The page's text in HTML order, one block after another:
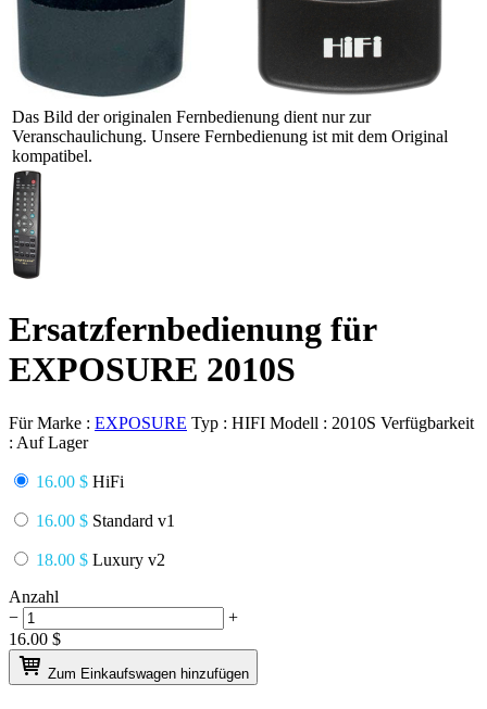
Das Bild der originalen Fernbedienung dient nur zur
Veranschaulichung. Unsere Fernbedienung ist mit dem Original
kompatibel.
Ersatzfernbedienung für
EXPOSURE 2010S
Für Marke : EXPOSURE Typ : HIFI Modell : 2010S Verfügbarkeit
: Auf Lager
16.00 $ HiFi
16.00 $ Standard v1
18.00 $ Luxury v2
Anzahl
−
+
16.00 $
Zum Einkaufswagen hinzufügen